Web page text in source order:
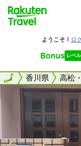
全国香川県 高松
全国